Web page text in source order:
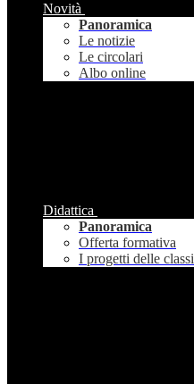
Novità
Panoramica
Le notizie
Le circolari
Albo online
Didattica
Panoramica
Offerta formativa
I progetti delle classi